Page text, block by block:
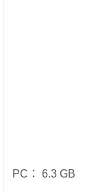
PC： 6.3 GB